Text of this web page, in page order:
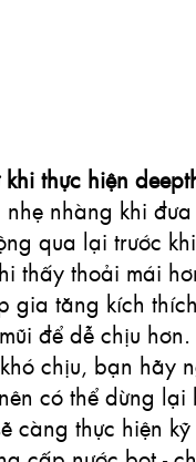
thực hiện
nhẹ nhàng khi
qua lại trước
thấy thoải mái
gia tăng kích
để dễ chịu hơn.
chịu, bạn hãy
có thể dừng
càng thực hiện